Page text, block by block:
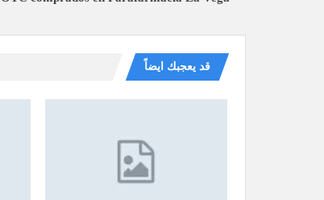
قد يعجبك ايضاً